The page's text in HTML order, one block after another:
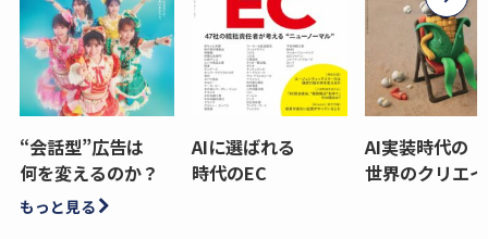
“会話型”広告は
何を変えるのか？
AIに選ばれる
時代のEC
AI実装時代の
世界のクリエ
もっと見る